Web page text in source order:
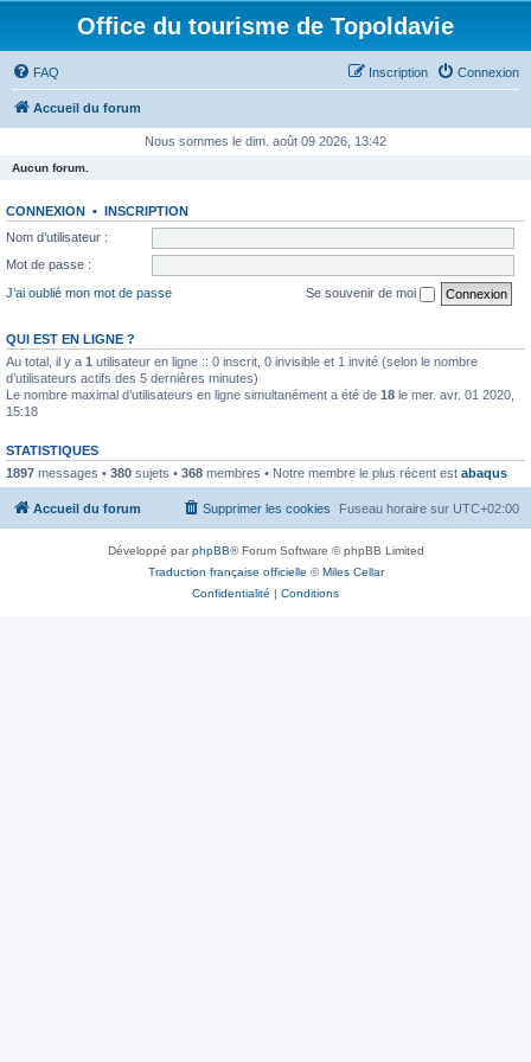
Office du tourisme de Topoldavie
FAQ Connexion
Inscription
Accueil du forum
Nous sommes le dim. août 09 2026, 13:42
Aucun forum.
CONNEXION • INSCRIPTION
Nom d’utilisateur :
Mot de passe :
J’ai oublié mon mot de passe
Se souvenir de moi
QUI EST EN LIGNE ?
Au total, il y a 1 utilisateur en ligne :: 0 inscrit, 0 invisible et 1 invité (selon le nombre
d’utilisateurs actifs des 5 dernières minutes)
Le nombre maximal d’utilisateurs en ligne simultanément a été de 18 le mer. avr. 01 2020,
15:18
STATISTIQUES
1897 messages • 380 sujets • 368 membres • Notre membre le plus récent est abaqus
Accueil du forum Fuseau horaire sur UTC+02:00
Supprimer les cookies
Développé parphpBB® Forum Software © phpBB Limited
Traduction française officielle ©Miles Cellar
Confidentialité | Conditions